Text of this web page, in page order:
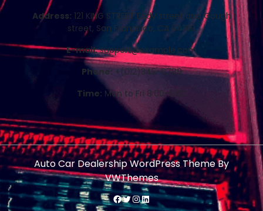
Address: 121 KING STREET Eddy street and Gough
street, San Francisco, CA 94109
E-mail:support@example.com
Phone:+(012)345-6789
Time: Mon to Fri 8:00-5:00
Auto Car Dealership WordPress ThemeBy
VWThemes
#Twitter InstagramLinkedIn